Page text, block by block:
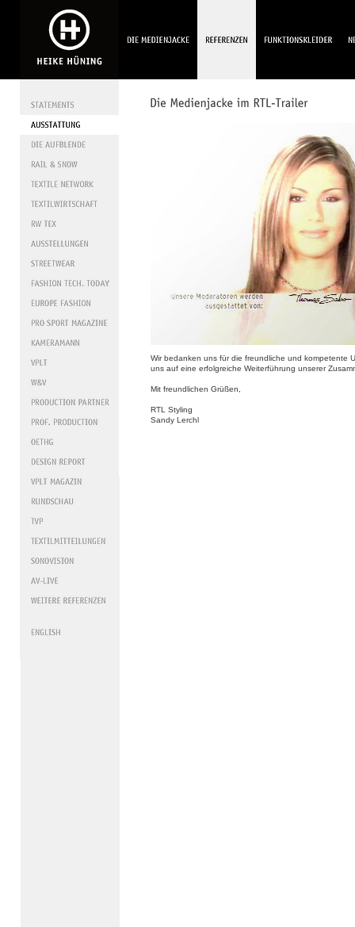
Wir bedanken uns für die freundliche und kompetente
uns auf eine erfolgreiche Weiterführung unserer
Mit freundlichen Grüßen,
RTL Styling
Sandy Lerchl